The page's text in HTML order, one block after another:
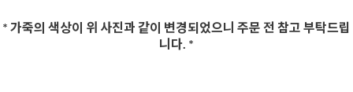
* 가죽의 색상이 위 사진과 같이 변경되었으니 주문 전 참고 부탁드립
니다. *